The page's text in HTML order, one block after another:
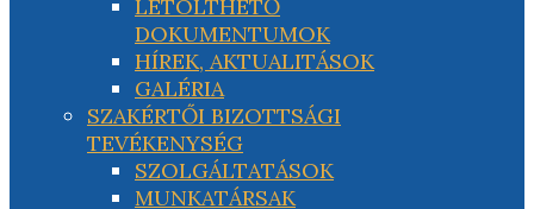
LETÖLTHETŐ
DOKUMENTUMOK
HÍREK, AKTUALITÁSOK
GALÉRIA
SZAKÉRTŐI BIZOTTSÁGI
TEVÉKENYSÉG
SZOLGÁLTATÁSOK
MUNKATÁRSAK